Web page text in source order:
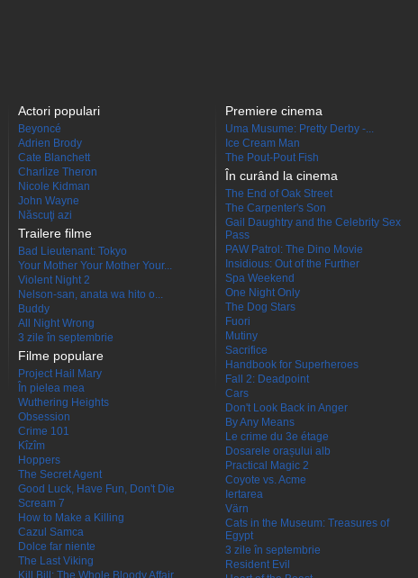
Actori populari
Beyoncé
Adrien Brody
Cate Blanchett
Charlize Theron
Nicole Kidman
John Wayne
Născuţi azi
Trailere filme
Bad Lieutenant: Tokyo
Your Mother Your Mother Your...
Violent Night 2
Nelson-san, anata wa hito o...
Buddy
All Night Wrong
3 zile în septembrie
Filme populare
Project Hail Mary
În pielea mea
Wuthering Heights
Obsession
Crime 101
Kîzîm
Hoppers
The Secret Agent
Good Luck, Have Fun, Don't Die
Scream 7
How to Make a Killing
Cazul Samca
Dolce far niente
The Last Viking
Kill Bill: The Whole Bloody Affair
Premiere cinema
Uma Musume: Pretty Derby -...
Ice Cream Man
The Pout-Pout Fish
În curând la cinema
The End of Oak Street
The Carpenter's Son
Gail Daughtry and the Celebrity Sex
Pass
PAW Patrol: The Dino Movie
Insidious: Out of the Further
Spa Weekend
One Night Only
The Dog Stars
Fuori
Mutiny
Sacrifice
Handbook for Superheroes
Fall 2: Deadpoint
Cars
Don't Look Back in Anger
By Any Means
Le crime du 3e étage
Dosarele orașului alb
Practical Magic 2
Coyote vs. Acme
Iertarea
Värn
Cats in the Museum: Treasures of
Egypt
3 zile în septembrie
Resident Evil